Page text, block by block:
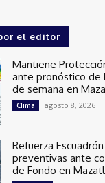
el editor
Mantiene
ante pronóstico de
de semana en
Clima agosto 8, 2026
Refuerza
preventivas ante
de Fondo en